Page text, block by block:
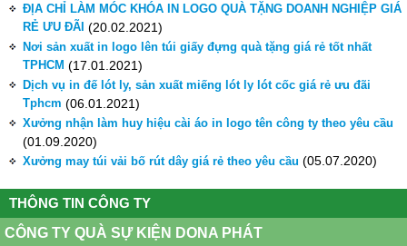
ĐỊA CHỈ LÀM MÓC KHÓA IN LOGO QUÀ TẶNG DOANH NGHIỆP GIÁ
RẺ ƯU ĐÃI (20.02.2021)
Nơi sản xuất in logo lên túi giấy đựng quà tặng giá rẻ tốt nhất
TPHCM (17.01.2021)
Dịch vụ in đế lót ly, sản xuất miếng lót ly lót cốc giá rẻ ưu đãi
Tphcm (06.01.2021)
Xưởng nhận làm huy hiệu cài áo in logo tên công ty theo yêu cầu
(01.09.2020)
Xưởng may túi vải bố rút dây giá rẻ theo yêu cầu (05.07.2020)
THÔNG TIN CÔNG TY
CÔNG TY QUÀ SỰ KIỆN DONA PHÁT